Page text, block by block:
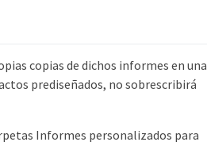
copias de dichos informes en una
prediseñados, no sobrescribirá
Informes personalizados para